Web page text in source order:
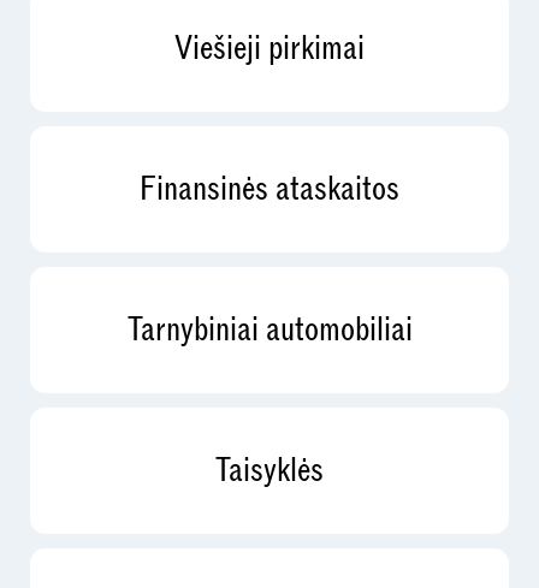
Viešieji pirkimai
Finansinės ataskaitos
Tarnybiniai automobiliai
Taisyklės